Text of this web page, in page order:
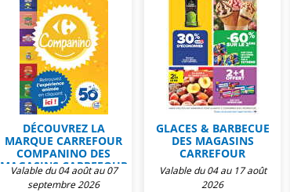
DÉCOUVREZ LA
MARQUE CARREFOUR
COMPANINO DES
MAGASINS CARREFOUR
Valable du 04 août au 07
septembre 2026
GLACES & BARBECUE
DES MAGASINS
CARREFOUR
Valable du 04 au 17 août
2026